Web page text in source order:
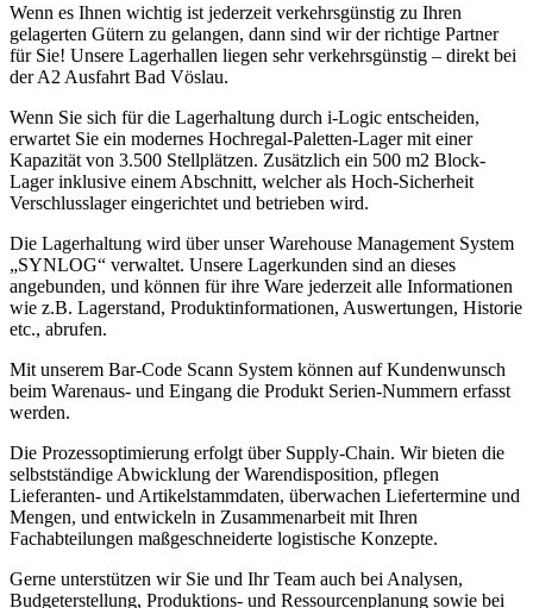
Wenn es Ihnen wichtig ist jederzeit verkehrsgünstig zu Ihren
gelagerten Gütern zu gelangen, dann sind wir der richtige Partner
für Sie! Unsere Lagerhallen liegen sehr verkehrsgünstig – direkt bei
der A2 Ausfahrt Bad Vöslau.
Wenn Sie sich für die Lagerhaltung durch i-Logic entscheiden,
erwartet Sie ein modernes Hochregal-Paletten-Lager mit einer
Kapazität von 3.500 Stellplätzen. Zusätzlich ein 500 m2 Block-
Lager inklusive einem Abschnitt, welcher als Hoch-Sicherheit
Verschlusslager eingerichtet und betrieben wird.
Die Lagerhaltung wird über unser Warehouse Management System
„SYNLOG“ verwaltet. Unsere Lagerkunden sind an dieses
angebunden, und können für ihre Ware jederzeit alle Informationen
wie z.B. Lagerstand, Produktinformationen, Auswertungen, Historie
etc., abrufen.
Mit unserem Bar-Code Scann System können auf Kundenwunsch
beim Warenaus- und Eingang die Produkt Serien-Nummern erfasst
werden.
Die Prozessoptimierung erfolgt über Supply-Chain. Wir bieten die
selbstständige Abwicklung der Warendisposition, pflegen
Lieferanten- und Artikelstammdaten, überwachen Liefertermine und
Mengen, und entwickeln in Zusammenarbeit mit Ihren
Fachabteilungen maßgeschneiderte logistische Konzepte.
Gerne unterstützen wir Sie und Ihr Team auch bei Analysen,
Budgeterstellung, Produktions- und Ressourcenplanung sowie bei